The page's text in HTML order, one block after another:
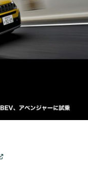
in a new window